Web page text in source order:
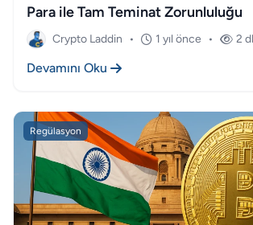
Para ile Tam Teminat Zorunluluğu
Crypto Laddin • 1 yıl önce • 2
Devamını Oku
Regülasyon